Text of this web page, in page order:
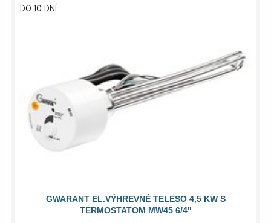
GWARANT EL.VÝHREVNÉ TELESO 4,5 KW S
TERMOSTATOM MW45 6/4"
DO 10 DNÍ